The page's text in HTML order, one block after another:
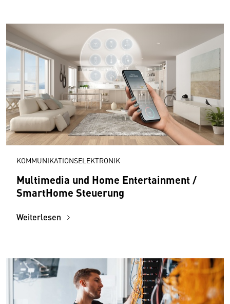
KOMMUNIKATIONSELEKTRONIK
Multimedia und Home Entertainment /
SmartHome Steuerung
Weiterlesen